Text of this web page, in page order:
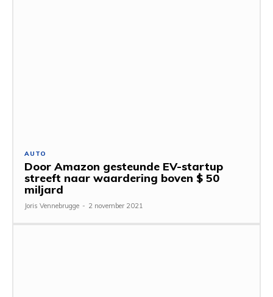
AUTO
Door Amazon gesteunde EV-startup
streeft naar waardering boven $ 50
miljard
Joris Vennebrugge - 2 november 2021